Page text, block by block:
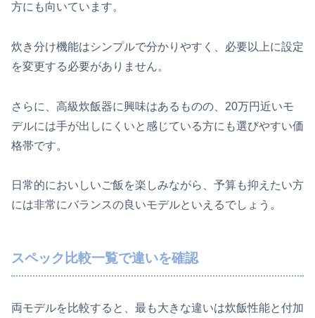
方にも向いています。
炊き分け機能はシンプルで分かりやすく、必要以上に設定
を変更する必要がありません。
さらに、高級炊飯器に興味はあるものの、20万円近いモ
デルには手が出しにくいと感じている方にも選びやすい価
格帯です。
日常的においしいご飯を楽しみながら、予算も抑えたい方
には非常にバランスの良いモデルといえるでしょう。
スペック比較一覧で違いを確認
両モデルを比較すると、最も大きな違いは炊飯性能と付加